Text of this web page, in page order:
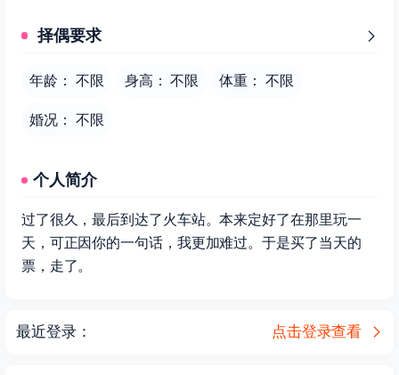
择偶要求
年龄： 不限 身高： 不限 体重： 不限
婚况： 不限
个人简介
过了很久，最后到达了火车站。本来定好了在那里玩一
天，可正因你的一句话，我更加难过。于是买了当天的
票，走了。
最近登录： 点击登录查看